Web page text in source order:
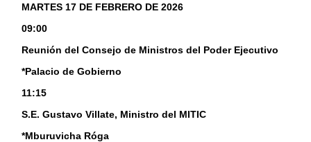
MARTES 17 DE FEBRERO DE 2026
09:00
Reunión del Consejo de Ministros del Poder Ejecutivo
*Palacio de Gobierno
11:15
S.E. Gustavo Villate, Ministro del MITIC
*Mburuvicha Róga